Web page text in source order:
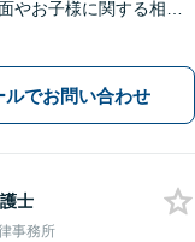
やお子様に関する相談
ながら交渉します。
【平日夜間可】【神戸
ルでお問い合わせ
士
事務所